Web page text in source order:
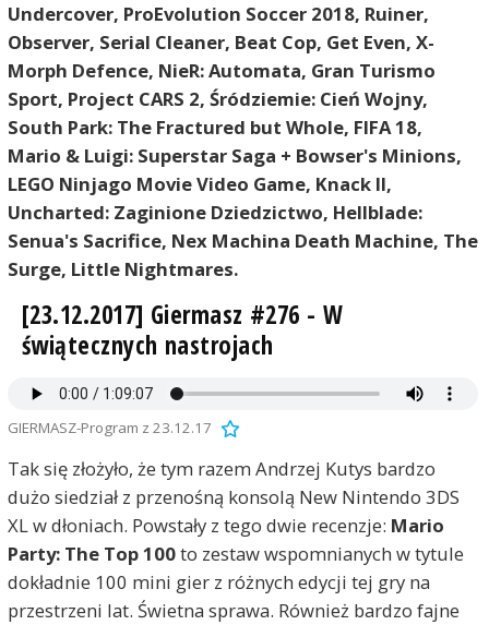
Undercover, ProEvolution Soccer 2018, Ruiner,
Observer, Serial Cleaner, Beat Cop, Get Even, X-
Morph Defence, NieR: Automata, Gran Turismo
Sport, Project CARS 2, Śródziemie: Cień Wojny,
South Park: The Fractured but Whole, FIFA 18,
Mario & Luigi: Superstar Saga + Bowser's Minions,
LEGO Ninjago Movie Video Game, Knack II,
Uncharted: Zaginione Dziedzictwo, Hellblade:
Senua's Sacrifice, Nex Machina Death Machine, The
Surge, Little Nightmares.
[23.12.2017] Giermasz #276 - W
świątecznych nastrojach
GIERMASZ-Program z 23.12.17
Tak się złożyło, że tym razem Andrzej Kutys bardzo
dużo siedział z przenośną konsolą New Nintendo 3DS
XL w dłoniach. Powstały z tego dwie recenzje: Mario
Party: The Top 100to zestaw wspomnianych w tytule
dokładnie 100 mini gier z różnych edycji tej gry na
przestrzeni lat. Świetna sprawa. Również bardzo fajne